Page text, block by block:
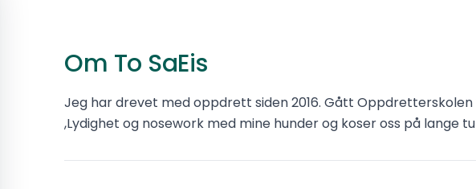
Om To SaEis
Jeg har drevet med oppdrett siden 2016. Gått Oppdretterskolen
,Lydighet og nosework med mine hunder og koser oss på lange